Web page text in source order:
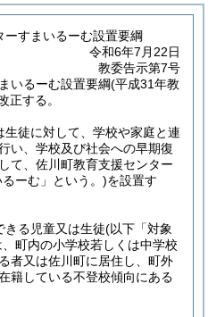
すまいるーむ設置要綱
令和6年7月22日
教委告示第7号
いるーむ設置要綱(平成31年教
正する。
徒に対して、学校や家庭と連
い、学校及び社会への早期復
て、佐川町教育支援センター
ーむ」という。)を設置す
きる児童又は生徒(以下「対象
、町内の小学校若しくは中学校
者又は佐川町に居住し、町外
籍している不登校傾向にある